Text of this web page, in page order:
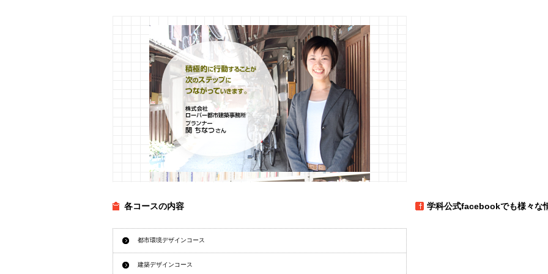
各コースの内容
都市環境デザインコース
建築デザインコース
学科公式facebookでも様々な